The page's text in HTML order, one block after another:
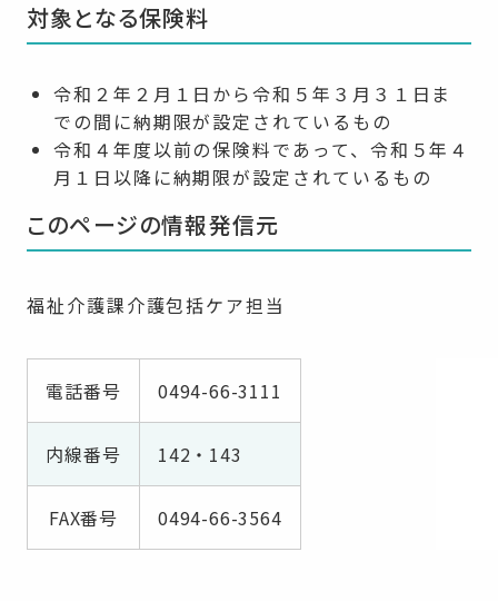
対象となる保険料
令和２年２月１日から令和５年３月３１日ま
での間に納期限が設定されているもの
令和４年度以前の保険料であって、令和５年４
月１日以降に納期限が設定されているもの
このページの情報発信元
福祉介護課介護包括ケア担当
電話番号 0494-66-3111
内線番号 142・143
FAX番号 0494-66-3564